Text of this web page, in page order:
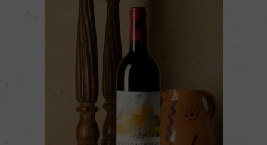
スティルワイン